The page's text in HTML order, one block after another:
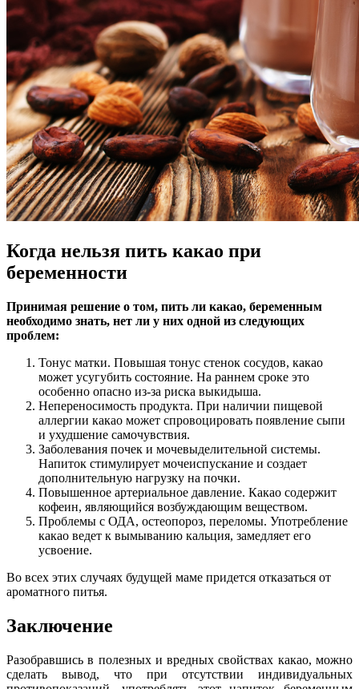
Когда нельзя пить какао при
беременности
Принимая решение о том, пить ли какао, беременным
необходимо знать, нет ли у них одной из следующих
проблем:
Тонус матки. Повышая тонус стенок сосудов, какао
может усугубить состояние. На раннем сроке это
особенно опасно из-за риска выкидыша.
Непереносимость продукта. При наличии пищевой
аллергии какао может спровоцировать появление сыпи
и ухудшение самочувствия.
Заболевания почек и мочевыделительной системы.
Напиток стимулирует мочеиспускание и создает
дополнительную нагрузку на почки.
Повышенное артериальное давление. Какао содержит
кофеин, являющийся возбуждающим веществом.
Проблемы с ОДА, остеопороз, переломы. Употребление
какао ведет к вымыванию кальция, замедляет его
усвоение.
Во всех этих случаях будущей маме придется отказаться от
ароматного питья.
Заключение
Разобравшись в полезных и вредных свойствах какао, можно
сделать вывод, что при отсутствии индивидуальных